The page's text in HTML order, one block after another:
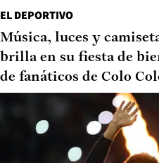
EL DEPORTIVO
Música, luces y
brilla en su fiesta de
de fanáticos de Colo